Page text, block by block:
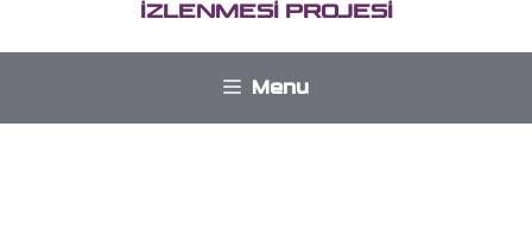
İZLENMESİ PROJESİ
Menu